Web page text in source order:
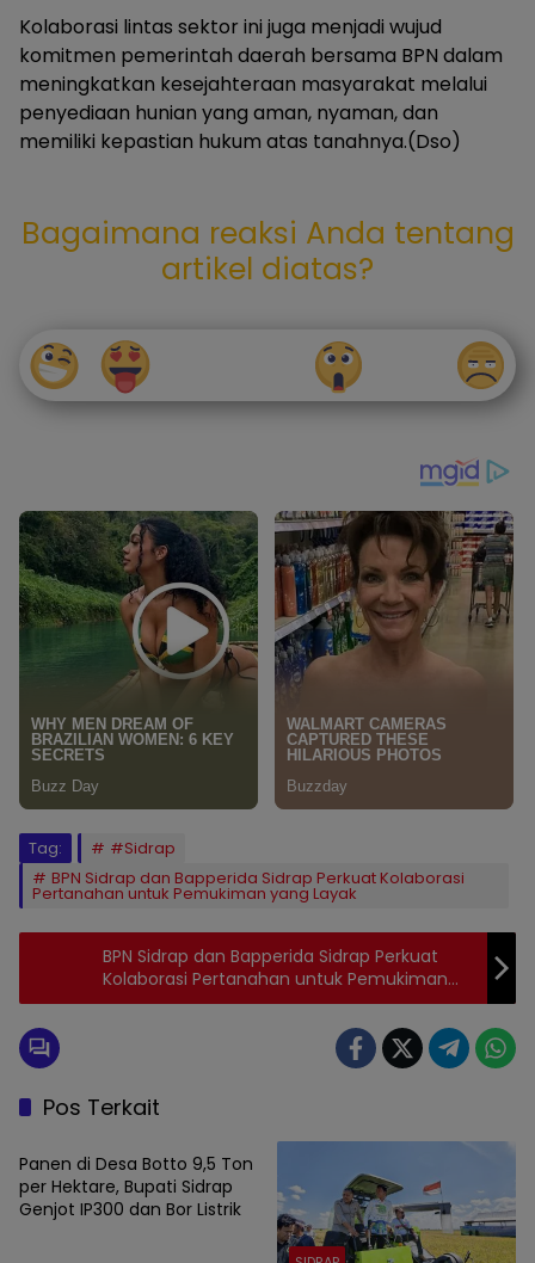
Kolaborasi lintas sektor ini juga menjadi wujud
komitmen pemerintah daerah bersama BPN dalam
meningkatkan kesejahteraan masyarakat melalui
penyediaan hunian yang aman, nyaman, dan
memiliki kepastian hukum atas tanahnya.(Dso)
Bagaimana reaksi Anda tentang
artikel diatas?
Tag:
#Sidrap
BPN Sidrap dan Bapperida Sidrap Perkuat Kolaborasi
Pertanahan untuk Pemukiman yang Layak
BPN Sidrap dan Bapperida Sidrap Perkuat
Kolaborasi Pertanahan untuk Pemukiman
yang Layak
Pos Terkait
SIDRAP
Panen di Desa Botto 9,5 Ton
per Hektare, Bupati Sidrap
Genjot IP300 dan Bor Listrik